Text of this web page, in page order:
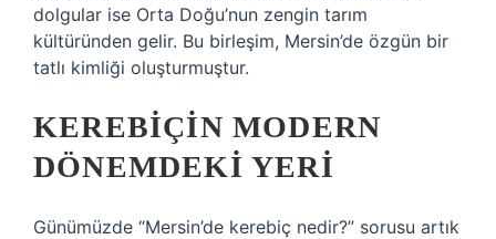
dolgular ise Orta Doğu’nun zengin tarım
kültüründen gelir. Bu birleşim, Mersin’de özgün bir
tatlı kimliği oluşturmuştur.
KEREBIÇIN MODERN
DÖNEMDEKI YERI
Günümüzde “Mersin’de kerebiç nedir?” sorusu artık